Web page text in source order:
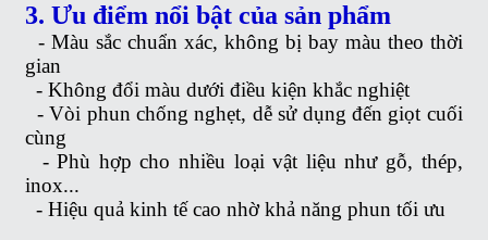
3. Ưu điểm nổi bật của sản phẩm
-Màu sắc chuẩn xác, không bị bay màu theo thời
gian
-Không đổi màu dưới điều kiện khắc nghiệt
-Vòi phun chống nghẹt, dễ sử dụng đến giọt cuối
cùng
-Phù hợp cho nhiều loại vật liệu như gỗ, thép,
inox...
-Hiệu quả kinh tế cao nhờ khả năng phun tối ưu